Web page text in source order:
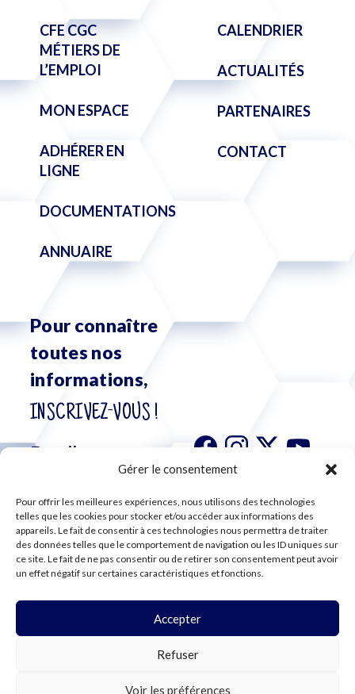
Gérer le consentement
Pour offrir les meilleures expériences, nous utilisons des technologies
telles que les cookies pour stocker et/ou accéder aux informations des
appareils. Le fait de consentir à ces technologies nous permettra de traiter
des données telles que le comportement de navigation ou les ID uniques sur
ce site. Le fait de ne pas consentir ou de retirer son consentement peut avoir
un effet négatif sur certaines caractéristiques et fonctions.
Accepter
Refuser
Voir les préférences
CFE CGC
MÉTIERS DE
L’EMPLOI
MON ESPACE
ADHÉRER EN
LIGNE
DOCUMENTATIONS
ANNUAIRE
CALENDRIER
ACTUALITÉS
PARTENAIRES
CONTACT
Pour connaître
toutes nos
informations,
INSCRIVEZ-VOUS !
S'abonner à
notre
newsletter